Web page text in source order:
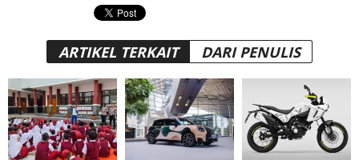
ARTIKEL TERKAIT DARI PENULIS